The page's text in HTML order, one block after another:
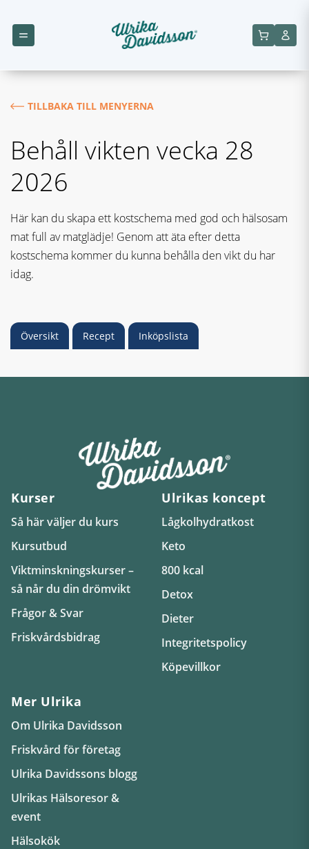
TILLBAKA TILL MENYERNA
Behåll vikten vecka 28
2026
Här kan du skapa ett kostschema med god och hälsosam
mat full av matglädje! Genom att äta efter detta
kostschema kommer du kunna behålla den vikt du har
idag.
Översikt Recept Inköpslista
Kurser
Så här väljer du kurs
Kursutbud
Viktminskningskurser –
så når du din drömvikt
Frågor & Svar
Friskvårdsbidrag
Ulrikas koncept
Lågkolhydratkost
Keto
800 kcal
Detox
Dieter
Integritetspolicy
Köpevillkor
Mer Ulrika
Om Ulrika Davidsson
Friskvård för företag
Ulrika Davidssons blogg
Ulrikas Hälsoresor &
event
Hälsokök